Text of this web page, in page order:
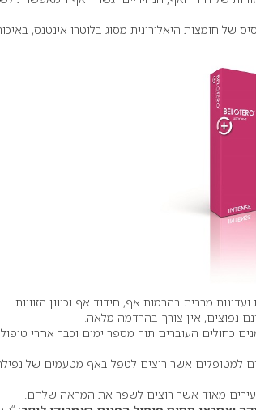
חומצות היאלורונית מסוג בלוטרו אינטנס,
מרבית בהרמות אף, חידוד אף וכיוון הזוויות.
נפוצים, אין צורך בהרדמה מלאה.
כחולים העוברים תוך מספר ימים וכבר אחרי
למטופלים אשר רוצים לטפל באף מטעמים של
מאוד אשר רוצים לשפר את המראה שלהם.